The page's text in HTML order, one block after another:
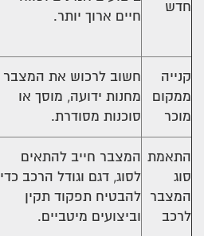
חדש
חיים ארוך יותר.
קנייה
ממקום
מוכר
חשוב לרכוש את המצבר
מחנות ידועה, מוסך או
סוכנות מסודרת.
התאמת
סוג
המצבר
לרכב
המצבר חייב להתאים
לסוג, דגם וגודל הרכב כדי
להבטיח תפקוד תקין
וביצועים מיטביים.